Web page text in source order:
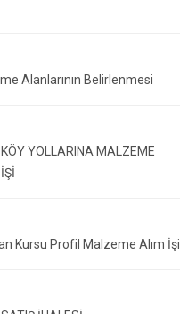
Alanlarının Belirlenmesi
YOLLARINA MALZEME
Kursu Profil Malzeme Alım İşi